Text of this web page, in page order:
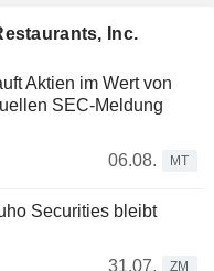
Inc.
Aktien im Wert von
SEC-Meldung
06.08.
MT
Securities bleibt
31.07.
ZM